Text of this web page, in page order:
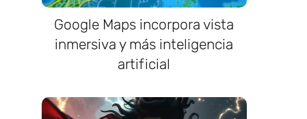
Google Maps incorpora vista
inmersiva y más inteligencia
artificial